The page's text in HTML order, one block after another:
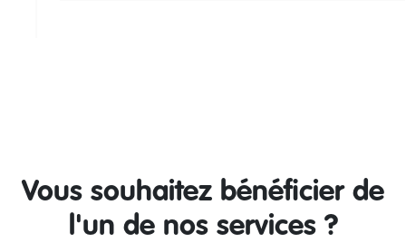
Vous souhaitez bénéficier de
l'un de nos services ?